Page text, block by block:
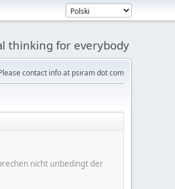
thinking for everybody
contact info at psiram dot com
nicht unbedingt der